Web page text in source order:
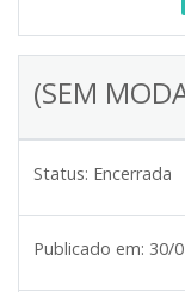
(SEM
Status: Encerrada
Publicado em: 30/